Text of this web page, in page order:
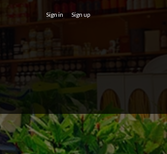
Sign in Sign up